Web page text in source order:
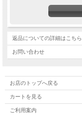
返品についての詳細はこちら
お問い合わせ
お店のトップへ戻る
カートを見る
ご利用案内